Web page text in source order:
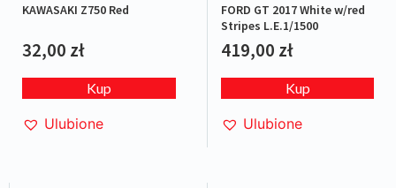
KAWASAKI Z750 Red
32,00 zł
Kup
Ulubione
FORD GT 2017 White w/red
Stripes L.E.1/1500
419,00 zł
Kup
Ulubione